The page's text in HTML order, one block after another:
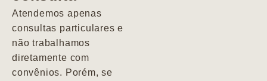
Atendemos apenas
consultas particulares e
não trabalhamos
diretamente com
convênios. Porém, se